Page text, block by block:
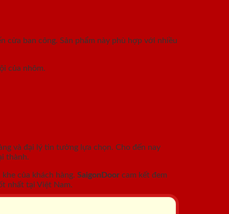
cửa ban công. Sản phẩm này phù hợp với nhiều
của nhôm.
và đại lý tin tưởng lựa chọn. Cho đến nay
thành.
của khách hàng. SaigonDoor cam kết đem
nhất tại Việt Nam.